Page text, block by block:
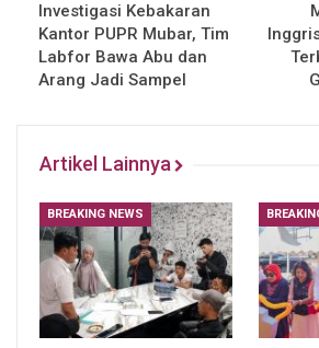
Investigasi Kebakaran
Kantor PUPR Mubar, Tim
Labfor Bawa Abu dan
Arang Jadi Sampel
Artikel Lainnya
BREAKING NEWS